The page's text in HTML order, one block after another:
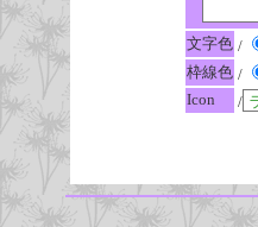
文字色 /
枠線色 /
Icon
/